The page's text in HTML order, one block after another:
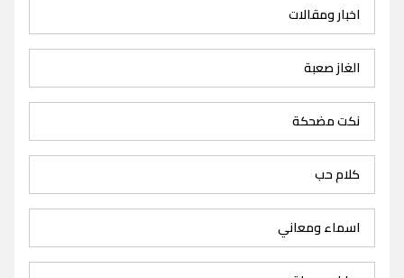
اخبار ومقالات
الغاز صعبة
نكت مضحكة
كلام حب
اسماء ومعاني